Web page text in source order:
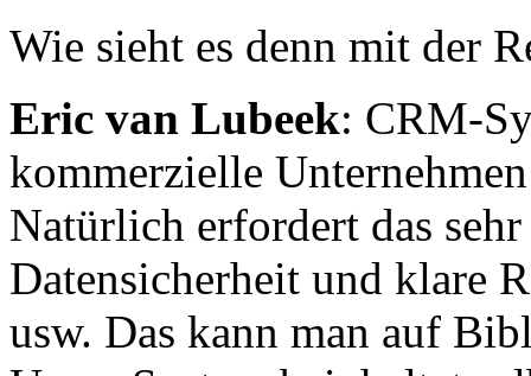
Wie sieht es denn mit der
Eric van Lubeek: CRM-
kommerzielle
Natürlich erfordert das
Datensicherheit und klare
usw. Das kann man auf